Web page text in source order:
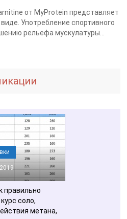
от MyProtein представляет
Употребление спортивного
рельефа мускулатуры...
правильно
соло,
метана,